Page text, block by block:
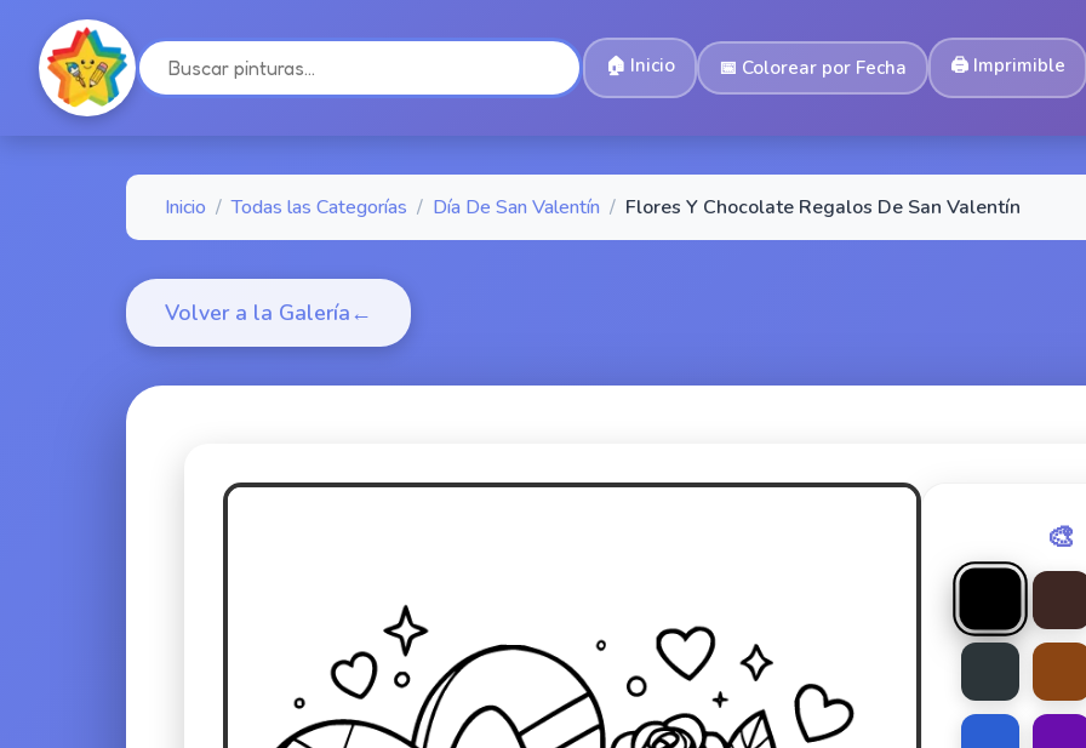
🏠 Inicio 📅 Colorear por Fecha 🖨️ Imprimible
Inicio / Todas las Categorías / Día De San Valentín / Flores Y Chocolate Regalos De San Valentín
Volver a la Galería←